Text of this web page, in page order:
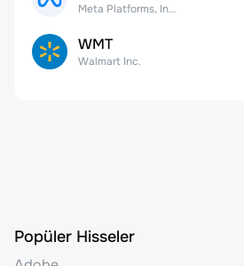
Meta Platforms, Inc. Class A Common Stock
WMT
Walmart Inc.
Popüler Hisseler